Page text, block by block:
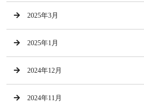
2025年3月
2025年1月
2024年12月
2024年11月